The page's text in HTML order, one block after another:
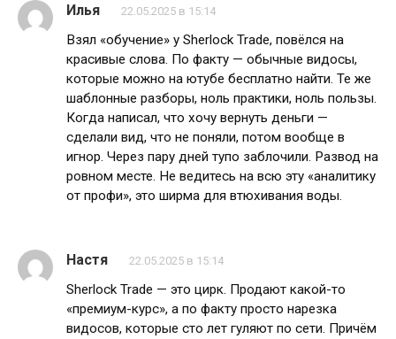
Илья 22.05.2025 в 15:14
Взял «обучение» у Sherlock Trade, повёлся на
красивые слова. По факту — обычные видосы,
которые можно на ютубе бесплатно найти. Те же
шаблонные разборы, ноль практики, ноль пользы.
Когда написал, что хочу вернуть деньги —
сделали вид, что не поняли, потом вообще в
игнор. Через пару дней тупо заблочили. Развод на
ровном месте. Не ведитесь на всю эту «аналитику
от профи», это ширма для втюхивания воды.
Настя 22.05.2025 в 15:14
Sherlock Trade — это цирк. Продают какой-то
«премиум-курс», а по факту просто нарезка
видосов, которые сто лет гуляют по сети. Причём